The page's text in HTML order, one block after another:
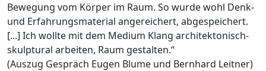
Bewegung vom Körper im Raum. So wurde wohl Denk-
und Erfahrungsmaterial angereichert, abgespeichert.
[...] Ich wollte mit dem Medium Klang architektonisch-
skulptural arbeiten, Raum gestalten.“
(Auszug Gespräch Eugen Blume und Bernhard Leitner)